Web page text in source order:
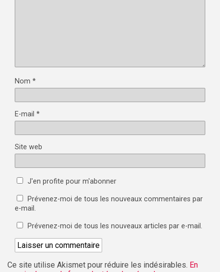
Nom *
E-mail *
Site web
J'en profite pour m'abonner
Prévenez-moi de tous les nouveaux commentaires par
e-mail.
Prévenez-moi de tous les nouveaux articles par e-mail.
Ce site utilise Akismet pour réduire les indésirables. En